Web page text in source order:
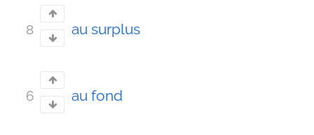
8 au surplus
6 au fond